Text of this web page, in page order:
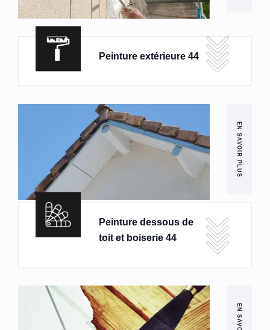
Peinture extérieure 44
EN SAVOIR PLUS
Peinture dessous de
toit et boiserie 44